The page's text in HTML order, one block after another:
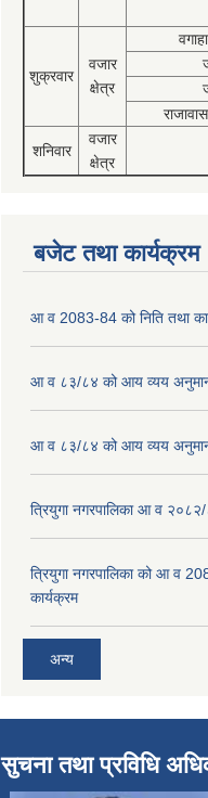
शुक्रवार
वजार
क्षेत्र
शनिवार
वजार
क्षेत्र
बजेट तथा कार्यक्रम
आ व 2083-84 को निति तथा
आ व ८३/८४ को आय व्यय
आ व ८३/८४ को आय व्यय
त्रियुगा नगरपालिका आ व
त्रियुगा नगरपालिका को आ व
कार्यक्रम
अन्य
सुचना तथा प्रविधि